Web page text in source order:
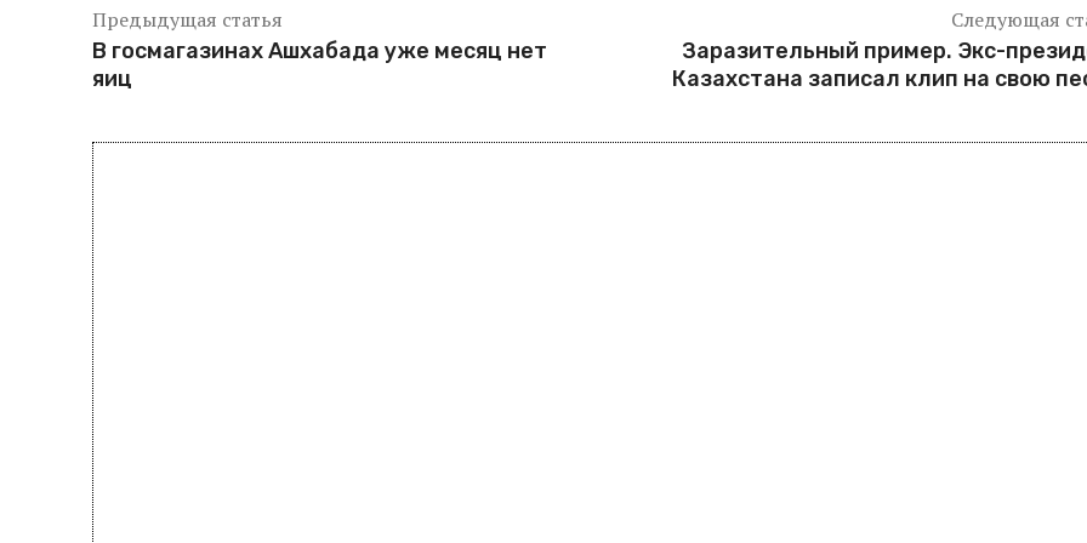
Предыдущая статья
В госмагазинах Ашхабада уже месяц нет
яиц
Следующая
Заразительный пример. Экс-
Казахстана записал клип на свою